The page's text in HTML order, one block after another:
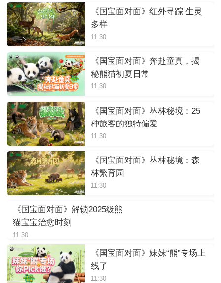
《国宝面对面》红外寻踪 生灵
多样
11:30
《国宝面对面》奔赴童真，揭
秘熊猫初夏日常
11:30
《国宝面对面》丛林秘境：25
种旅客的独特偏爱
11:30
《国宝面对面》丛林秘境：森
林繁育园
11:30
《国宝面对面》解锁2025级熊
猫宝宝治愈时刻
11:30
《国宝面对面》妹妹“熊”专场上
线了
11:30